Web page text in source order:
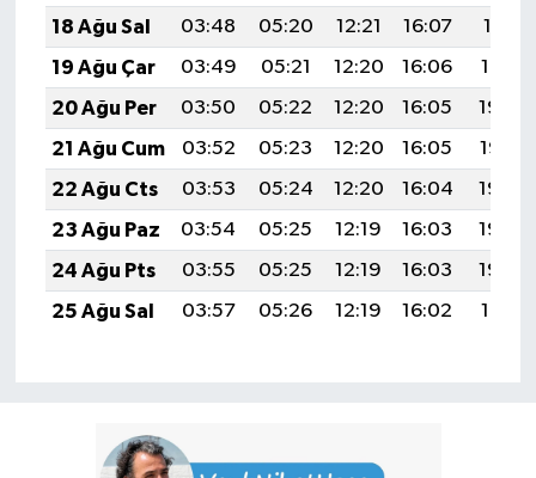
18 Ağu Sal
03:48 05:20 12:21 16:07
19:11
19 Ağu Çar
03:49 05:21 12:20 16:06
19:10
20 Ağu Per
03:50 05:22 12:20 16:05
19:09
21 Ağu Cum
03:52 05:23 12:20 16:05
19:07
22 Ağu Cts
03:53 05:24 12:20 16:04
19:06
23 Ağu Paz
03:54 05:25 12:19 16:03
19:04
24 Ağu Pts
03:55 05:25 12:19 16:03
19:03
25 Ağu Sal
03:57 05:26 12:19 16:02 19:01